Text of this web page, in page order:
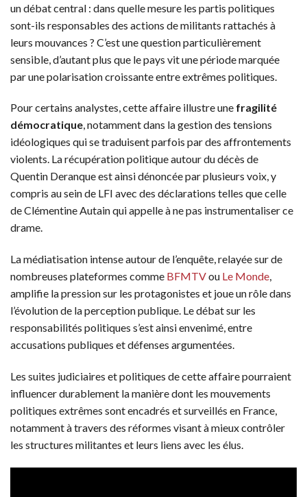
un débat central : dans quelle mesure les partis politiques
sont-ils responsables des actions de militants rattachés à
leurs mouvances ? C’est une question particulièrement
sensible, d’autant plus que le pays vit une période marquée
par une polarisation croissante entre extrêmes politiques.
Pour certains analystes, cette affaire illustre une fragilité
démocratique, notamment dans la gestion des tensions
idéologiques qui se traduisent parfois par des affrontements
violents. La récupération politique autour du décès de
Quentin Deranque est ainsi dénoncée par plusieurs voix, y
compris au sein de LFI avec des déclarations telles que celle
de Clémentine Autain qui appelle à ne pas instrumentaliser ce
drame.
La médiatisation intense autour de l’enquête, relayée sur de
nombreuses plateformes comme BFMTVou Le Monde,
amplifie la pression sur les protagonistes et joue un rôle dans
l’évolution de la perception publique. Le débat sur les
responsabilités politiques s’est ainsi envenimé, entre
accusations publiques et défenses argumentées.
Les suites judiciaires et politiques de cette affaire pourraient
influencer durablement la manière dont les mouvements
politiques extrêmes sont encadrés et surveillés en France,
notamment à travers des réformes visant à mieux contrôler
les structures militantes et leurs liens avec les élus.